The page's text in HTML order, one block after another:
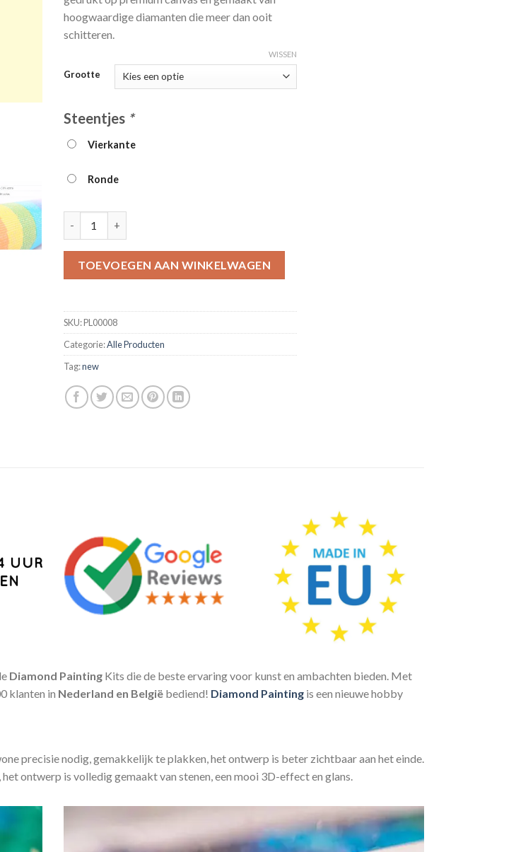
hoogwaardige diamanten die meer dan ooit
schitteren.
Grootte
WISSEN
Steentjes *
Vierkante
Ronde
TOEVOEGEN AAN WINKELWAGEN
SKU:PL00008
Categorie:Alle Producten
Tag:new
Diamond Painting Kits die de beste ervaring voor kunst en ambachten bieden. Met
klanten in Nederland en België bediend! Diamond Painting is een nieuwe hobby
precisie nodig, gemakkelijk te plakken, het ontwerp is beter zichtbaar aan het einde.
ontwerp is volledig gemaakt van stenen, een mooi 3D-effect en glans.